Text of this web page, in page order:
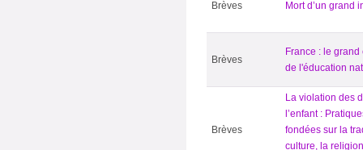
Brèves Mort d’un grand
Brèves
France : le
de l'éducation
Brèves
La violation des
l’enfant :
fondées sur la
culture, la